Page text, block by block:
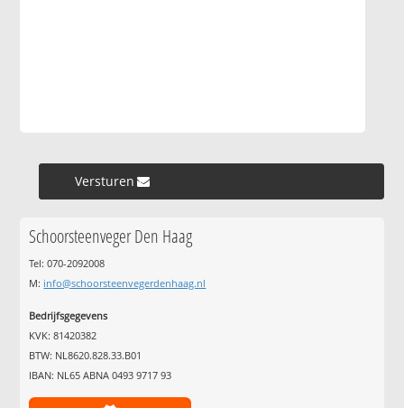
Versturen »
Schoorsteenveger Den Haag
Tel: 070-2092008
M: info@schoorsteenvegerdenhaag.nl
Bedrijfsgegevens
KVK: 81420382
BTW: NL8620.828.33.B01
IBAN: NL65 ABNA 0493 9717 93